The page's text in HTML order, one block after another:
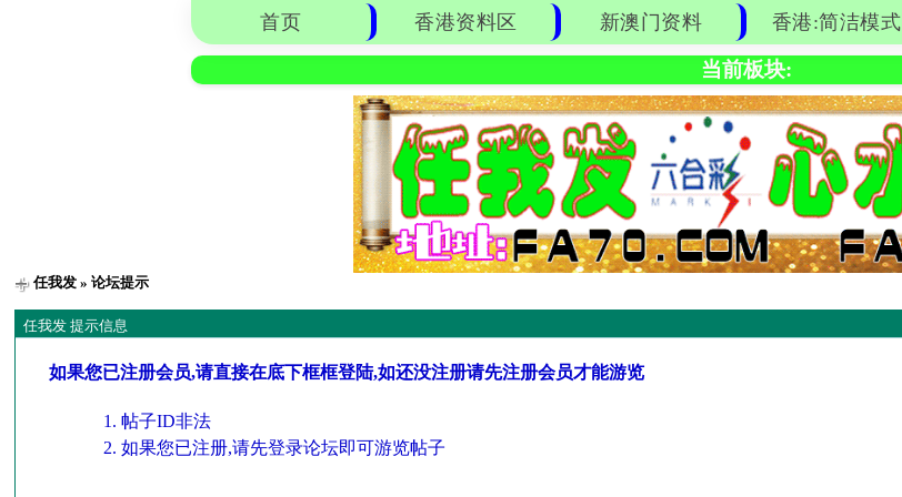
首页 香港资料区 新澳门资料 香港:简洁模式
当前板块:
任我发 » 论坛提示
任我发 提示信息
如果您已注册会员,请直接在底下框框登陆,如还没注册请先注册会员才能游览
帖子ID非法
如果您已注册,请先登录论坛即可游览帖子